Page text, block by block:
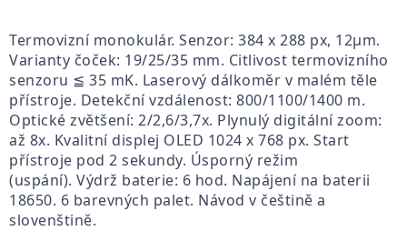
Termovizní monokulár. Senzor: 384 x 288 px, 12μm.
Varianty čoček: 19/25/35 mm. Citlivost termovizního
senzoru ≦ 35 mK. Laserový dálkoměr v malém těle
přístroje. Detekční vzdálenost: 800/1100/1400 m.
Optické zvětšení: 2/2,6/3,7x. Plynulý digitální zoom:
až 8x. Kvalitní displej OLED 1024 x 768 px. Start
přístroje pod 2 sekundy. Úsporný režim
(uspání). Výdrž baterie: 6 hod. Napájení na baterii
18650. 6 barevných palet. Návod v češtině a
slovenštině.